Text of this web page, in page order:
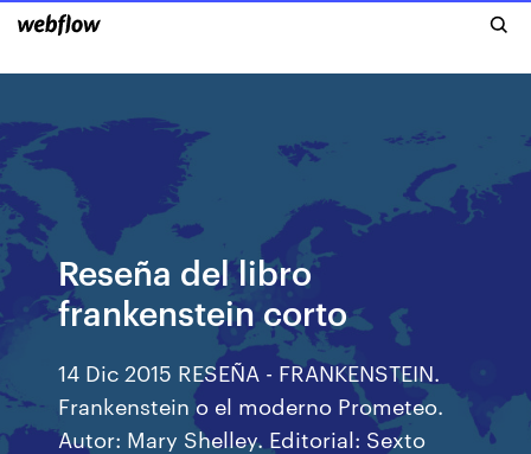
Reseña del libro
frankenstein corto
14 Dic 2015 RESEÑA - FRANKENSTEIN.
Frankenstein o el moderno Prometeo.
Autor: Mary Shelley. Editorial: Sexto